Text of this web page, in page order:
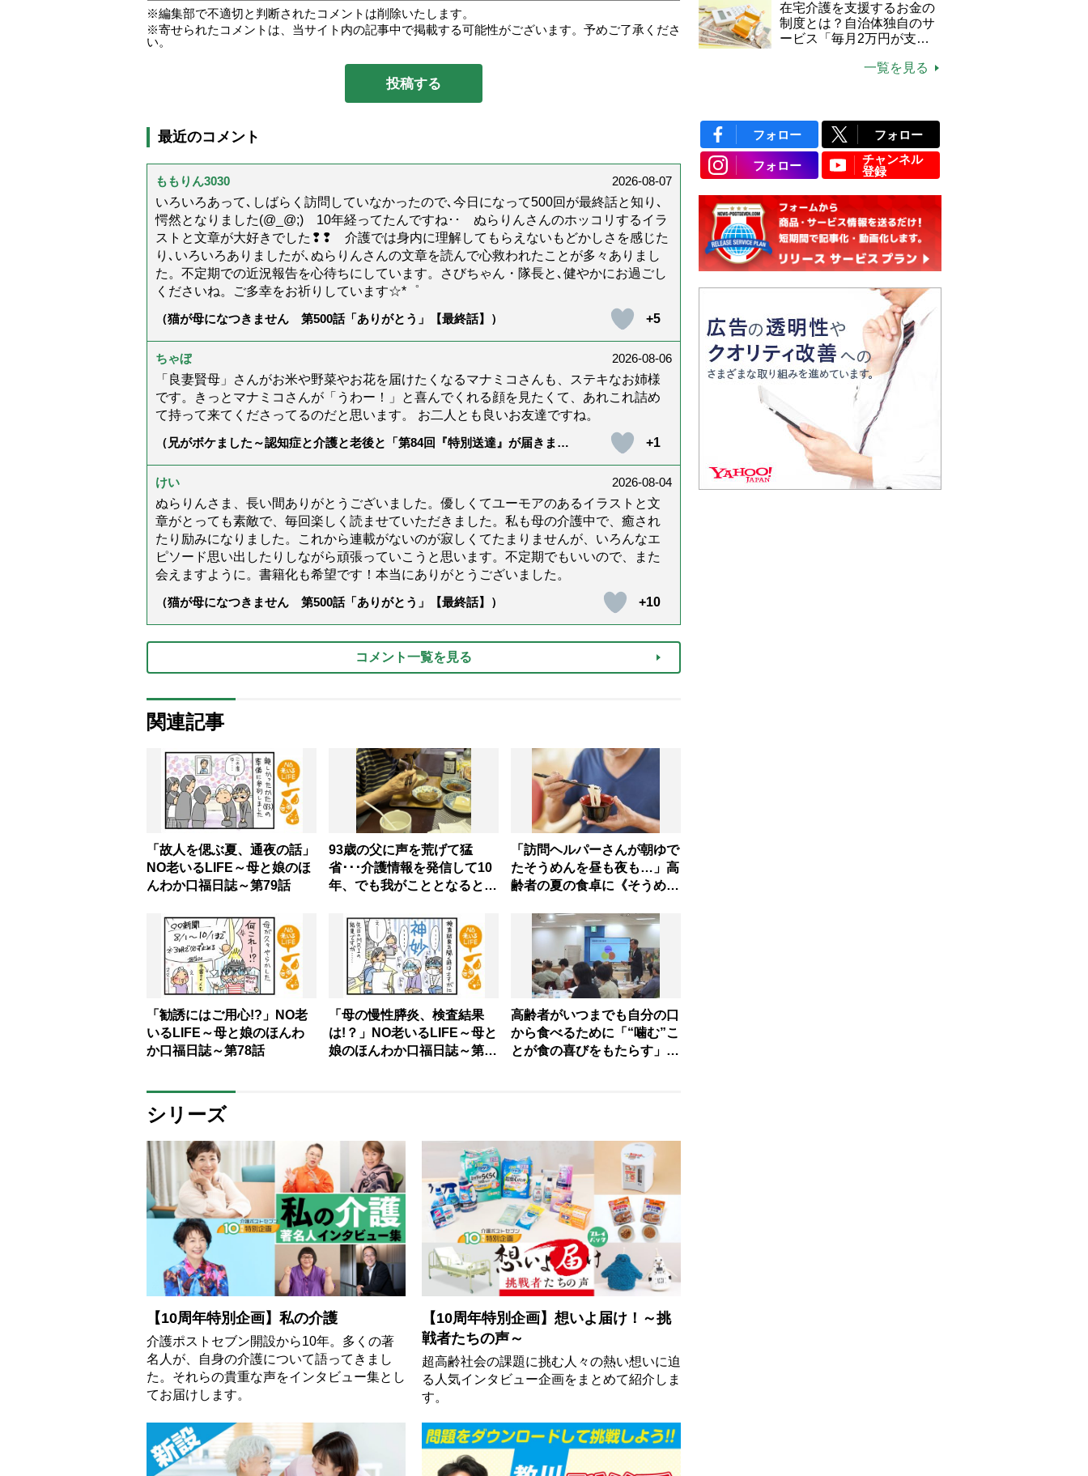
編集部で不適切と判断されたコメントは削除いたします。
寄せられたコメントは、当サイト内の記事中で掲載する可能性がございます。予めご了承くださ
い。
最近のコメント
ももりん3030
2026-08-07
いろいろあって､しばらく訪問していなかったので､今日になって500回が最終話と知り､
愕然となりました(@_@;) 10年経ってたんですね･･ ぬらりんさんのホッコリするイラ
ストと文章が大好きでした❢❢ 介護では身内に理解してもらえないもどかしさを感じた
り､いろいろありましたが､ぬらりんさんの文章を読んで心救われたことが多々ありまし
た。不定期での近況報告を心待ちにしています。さびちゃん・隊長と､健やかにお過ごし
くださいね。ご多幸をお祈りしています☆*゜
（猫が母になつきません 第500話「ありがとう」【最終話】）
+5
ちゃぼ
2026-08-06
「良妻賢母」さんがお米や野菜やお花を届けたくなるマナミコさんも、ステキなお姉様
です。きっとマナミコさんが「うわー！」と喜んでくれる顔を見たくて、あれこれ詰め
て持って来てくださってるのだと思います。 お二人とも良いお友達ですね。
（兄がボケました～認知症と介護と老後と「第84回『特別送達』が届きまし
+1
けい
2026-08-04
ぬらりんさま、長い間ありがとうございました。優しくてユーモアのあるイラストと文
章がとっても素敵で、毎回楽しく読ませていただきました。私も母の介護中で、癒され
たり励みになりました。これから連載がないのが寂しくてたまりませんが、いろんなエ
ピソード思い出したりしながら頑張っていこうと思います。不定期でもいいので、また
会えますように。書籍化も希望です！本当にありがとうございました。
（猫が母になつきません 第500話「ありがとう」【最終話】）
+10
コメント一覧を見る
関連記事
「故人を偲ぶ夏、通夜の話」
NO老いるLIFE～母と娘のほ
んわか口福日誌～第79話
93歳の父に声を荒げて猛
省･･･介護情報を発信して10
年、でも我がこととなると教
「感情と理性の狭間で右往左
往する現実」
「訪問ヘルパーさんが朝ゆで
たそうめんを昼も夜も…」高
齢者の夏の食卓に《そうめん
【管理栄養士が解説】
「勧誘にはご用心!?」NO老
いるLIFE～母と娘のほんわ
か口福日誌～第78話
「母の慢性膵炎、検査結果
は!？」NO老いるLIFE～母と
娘のほんわか口福日誌～第77
高齢者がいつまでも自分の口
から食べるために「“噛む”こ
とが食の喜びをもたらす」
シリーズ
【10周年特別企画】私の介護
介護ポストセブン開設から10年。多くの著
名人が、自身の介護について語ってきまし
た。それらの貴重な声をインタビュー集とし
てお届けします。
【10周年特別企画】想いよ届け！～挑
戦者たちの声～
超高齢社会の課題に挑む人々の熱い想いに迫
る人気インタビュー企画をまとめて紹介しま
す。
在宅介護を支援するお金の
制度とは？自治体独自のサ
ービス「毎月2万円が支給
一覧を見る
フォロー フォロー
フォロー
チャンネル
登録